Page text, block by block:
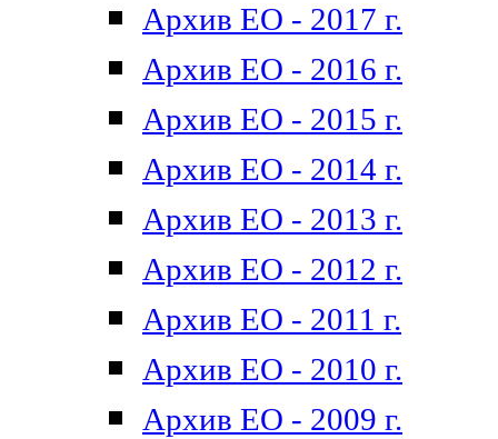
Архив ЕО - 2017 г.
Архив ЕО - 2016 г.
Архив ЕО - 2015 г.
Архив ЕО - 2014 г.
Архив ЕО - 2013 г.
Архив ЕО - 2012 г.
Архив ЕО - 2011 г.
Архив ЕО - 2010 г.
Архив ЕО - 2009 г.